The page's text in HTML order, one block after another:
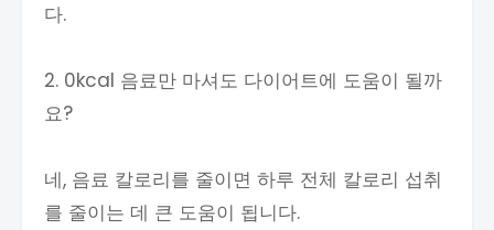
다.
2. 0kcal 음료만 마셔도 다이어트에 도움이 될까
요?
네, 음료 칼로리를 줄이면 하루 전체 칼로리 섭취
를 줄이는 데 큰 도움이 됩니다.